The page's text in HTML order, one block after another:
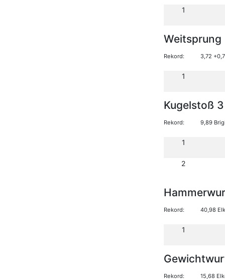
1
Weitsprung
Rekord: 3,72
1
Kugelstoß
Rekord: 9,89
1
2
Rekord: 40,98
1
Rekord: 15,68